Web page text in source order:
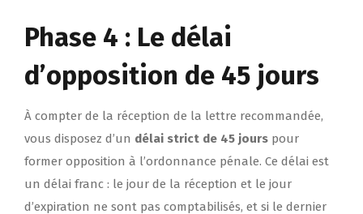
Phase 4 : Le délai
d’opposition de 45 jours
À compter de la réception de la lettre recommandée,
vous disposez d’un délai strict de 45 jours pour
former opposition à l’ordonnance pénale. Ce délai est
un délai franc : le jour de la réception et le jour
d’expiration ne sont pas comptabilisés, et si le dernier